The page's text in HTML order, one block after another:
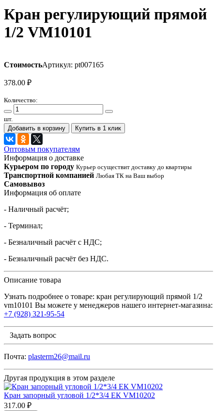
Кран регулирующий прямой
1/2 VM10101
СтоимостьАртикул: pt007165
378.00 ₽
Количество:
шт.
Добавить в корзину
Купить в 1 клик
Оптовым покупателям
Информация о доставке
Курьером по городу Курьер осуществит доставку до квартиры
Транспортной компанией Любая ТК на Ваш выбор
Самовывоз
Информация об оплате
- Наличный расчёт;
- Терминал;
- Безналичный расчёт с НДС;
- Безналичный расчёт без НДС.
Описание товара
Узнать подробнее о товаре: кран регулирующий прямой 1/2
vm10101 Вы можете у менеджеров нашего интернет-магазина:
+7 (928) 321-95-54
Задать вопрос
Почта: plasterm26@mail.ru
Другая продукция в этом разделе
Кран запорный угловой 1/2*3/4 ЕК VM10202
317.00 ₽